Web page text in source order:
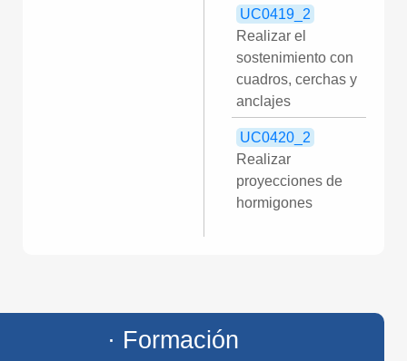
UC0419_2
Realizar el
sostenimiento con
cuadros, cerchas y
anclajes
UC0420_2
Realizar
proyecciones de
hormigones
· Formación